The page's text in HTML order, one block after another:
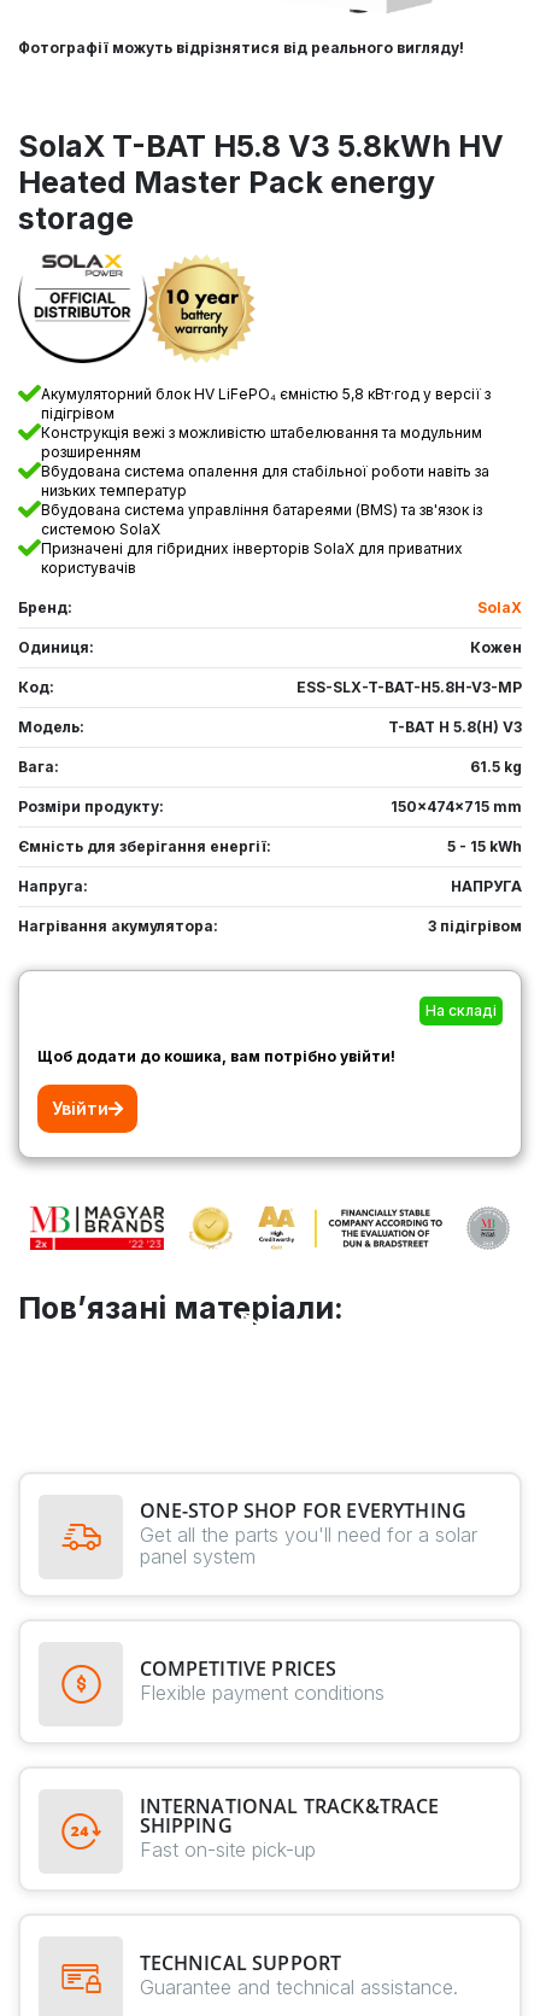
Фотографії можуть відрізнятися від реального вигляду!
SolaX T-BAT H5.8 V3 5.8kWh HV
Heated Master Pack energy
storage
Акумуляторний блок HV LiFePO₄ ємністю 5,8 кВт·год у версії з
підігрівом
Конструкція вежі з можливістю штабелювання та модульним
розширенням
Вбудована система опалення для стабільної роботи навіть за
низьких температур
Вбудована система управління батареями (BMS) та зв'язок із
системою SolaX
Призначені для гібридних інверторів SolaX для приватних
користувачів
Бренд: SolaX
Одиниця: Кожен
Код: ESS-SLX-T-BAT-H5.8H-V3-MP
Модель: T-BAT H 5.8(H) V3
Вага: 61.5 kg
Розміри продукту: 150x474x715 mm
Ємність для зберігання енергії: 5 - 15 kWh
Напруга: НАПРУГА
Нагрівання акумулятора: З підігрівом
На складі
Щоб додати до кошика, вам потрібно увійти!
Увійти
Пов’язані матеріали:
ONE-STOP SHOP FOR EVERYTHING
Get all the parts you'll need for a solar
panel system
COMPETITIVE PRICES
Flexible payment conditions
INTERNATIONAL TRACK&TRACE
SHIPPING
Fast on-site pick-up
TECHNICAL SUPPORT
Guarantee and technical assistance.